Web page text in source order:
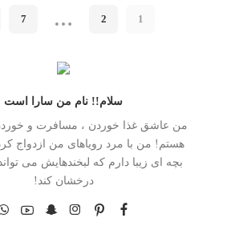
1
2
…
7
سلام!! نام من سارا است
من عاشق غذا خوردن ، مسافرت و
هستم! من با مرد رویاهای من ازدواج
بچه ای زیبا دارم که لبخندهایش می
درخشان کند!